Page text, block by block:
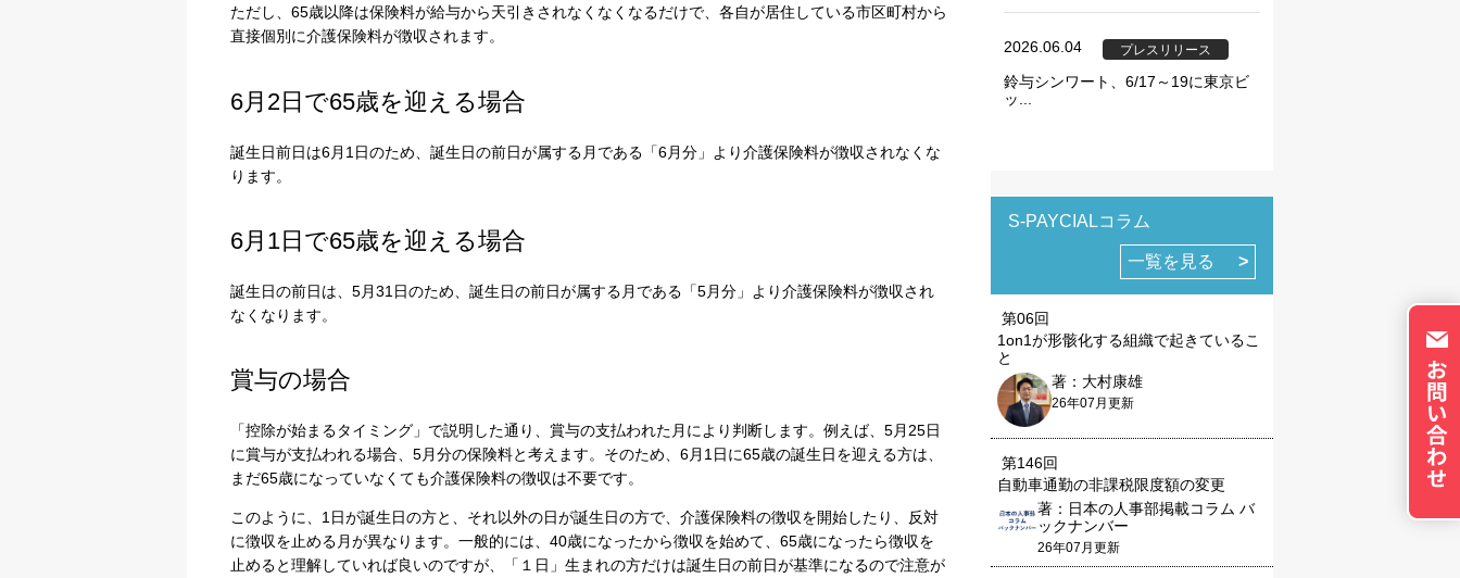
ただし、65歳以降は保険料が給与から天引きされなくなくなるだけで、各自が居住している市区町村から
直接個別に介護保険料が徴収されます。
6月2日で65歳を迎える場合
誕生日前日は6月1日のため、誕生日の前日が属する月である「6月分」より介護保険料が徴収されなくな
ります。
6月1日で65歳を迎える場合
誕生日の前日は、5月31日のため、誕生日の前日が属する月である「5月分」より介護保険料が徴収され
なくなります。
賞与の場合
「控除が始まるタイミング」で説明した通り、賞与の支払われた月により判断します。例えば、5月25日
に賞与が支払われる場合、5月分の保険料と考えます。そのため、6月1日に65歳の誕生日を迎える方は、
まだ65歳になっていなくても介護保険料の徴収は不要です。
このように、1日が誕生日の方と、それ以外の日が誕生日の方で、介護保険料の徴収を開始したり、反対
に徴収を止める月が異なります。一般的には、40歳になったから徴収を始めて、65歳になったら徴収を
止めると理解していれば良いのですが、「１日」生まれの方だけは誕生日の前日が基準になるので注意が
2026.06.04 プレスリリース
鈴与シンワート、6/17～19に東京ビ
ッ...
S-PAYCIALコラム
一覧を見る
第06回
1on1が形骸化する組織で起きているこ
と
著：大村康雄
26年07月更新
第146回
自動車通勤の非課税限度額の変更
著：日本の人事部掲載コラム バ
ックナンバー
26年07月更新
不可欠な Cookie
お客様が当サイトを訪れると、ブラウザに情報が保存される、またはブ
ラウザに保存された情報が取得されることがあります。情報の主な保存
先は Cookie であり、対象となるのはサイト訪問者に関する情報、サイト
常に機能させる目的を中心に使われます。個人を直接特定できる情報が
われることはあります。鈴与シンワートではプライバシーの権利を尊重
しており、一部の Cookie については有効化を拒否できるよう配慮してい
ます。各カテゴリをクリックすることで、それらの Cookie に関する詳細
一部の Cookie を無効化した場合、サイトの利用やサービスの利用に影響
この設定で保存する